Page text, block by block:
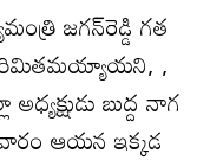
జగన్‌రెడ్డి గత
,
బుద్ద నాగ
ఆయన ఇక్కడ